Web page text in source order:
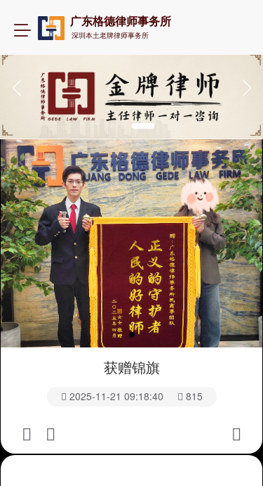
T
g
v
i
g
a
t
i
o
n
广东格德律师事务所
深圳本土老牌律师事务所
获赠锦旗
2025-11-21 09:18:40 815